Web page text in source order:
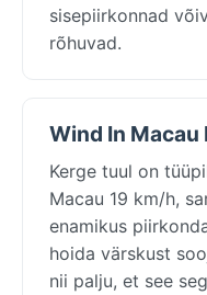
sisepiirkonnad
rõhuvad.
Wind In
Kerge tuul on
Macau 19 km/h,
enamikus
hoida värskust
nii palju, et see